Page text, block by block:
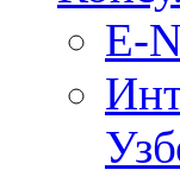
E-